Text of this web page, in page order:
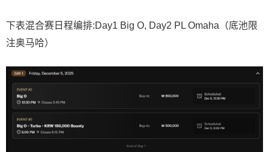
下表混合赛日程编排:Day1 Big O, Day2 PL Omaha（底池限
注奥马哈）